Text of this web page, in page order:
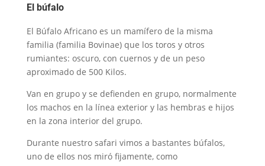
El búfalo
El Búfalo Africano es un mamífero de la misma
familia (familia Bovinae) que los toros y otros
rumiantes: oscuro, con cuernos y de un peso
aproximado de 500 Kilos.
Van en grupo y se defienden en grupo, normalmente
los machos en la línea exterior y las hembras e hijos
en la zona interior del grupo.
Durante nuestro safari vimos a bastantes búfalos,
uno de ellos nos miró fijamente, como